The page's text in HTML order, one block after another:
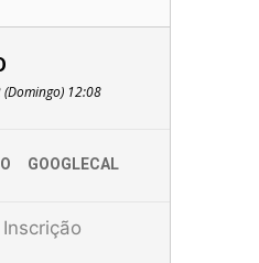
(Domingo) 12:08
GOOGLECAL